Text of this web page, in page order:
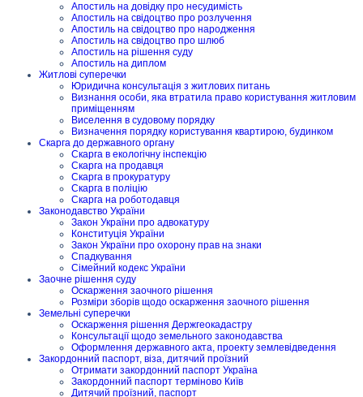
Апостиль на довідку про несудимість
Апостиль на свідоцтво про розлучення
Апостиль на свідоцтво про народження
Апостиль на свідоцтво про шлюб
Апостиль на рішення суду
Апостиль на диплом
Житлові суперечки
Юридична консультація з житлових питань
Визнання особи, яка втратила право користування житловим
приміщенням
Виселення в судовому порядку
Визначення порядку користування квартирою, будинком
Скарга до державного органу
Скарга в екологічну інспекцію
Скарга на продавця
Скарга в прокуратуру
Скарга в поліцію
Скарга на роботодавця
Законодавство України
Закон України про адвокатуру
Конституція України
Закон України про охорону прав на знаки
Спадкування
Сімейний кодекс України
Заочне рішення суду
Оскарження заочного рішення
Розміри зборів щодо оскарження заочного рішення
Земельні суперечки
Оскарження рішення Держгеокадастру
Консультації щодо земельного законодавства
Оформлення державного акта, проекту землевідведення
Закордонний паспорт, віза, дитячий проїзний
Отримати закордонний паспорт Україна
Закордонний паспорт терміново Київ
Дитячий проїзний, паспорт